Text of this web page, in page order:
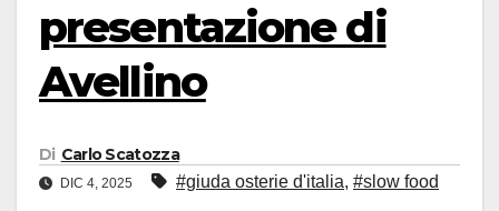
presentazione di
Avellino
Di Carlo Scatozza
DIC 4, 2025 #giuda osterie d'italia, #slow food